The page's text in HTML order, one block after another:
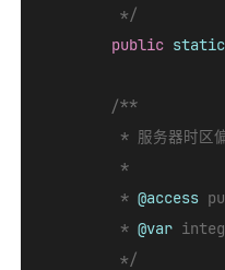
         */
public static
/**
* 服务器时区
         *
         *
@access
         *
@var
         */